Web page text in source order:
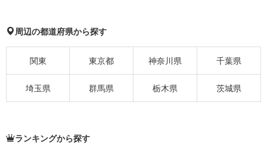
周辺の都道府県から探す
関東 東京都 神奈川県 千葉県
埼玉県 群馬県 栃木県 茨城県
ランキングから探す